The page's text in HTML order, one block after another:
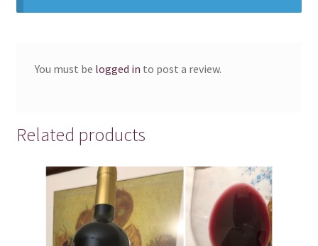
You must be logged in to post a review.
Related products